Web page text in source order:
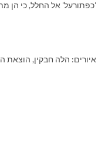
'כפתורעל' אל החלל, כי הן
איורים: הלה חבקין, הוצאת הקיבוץ